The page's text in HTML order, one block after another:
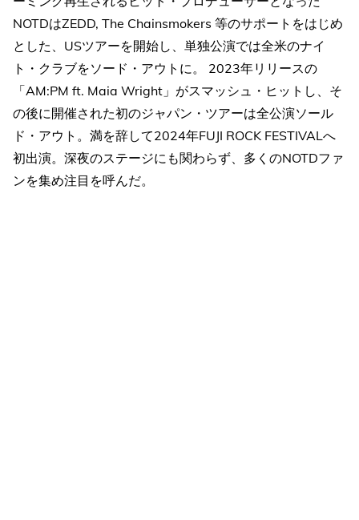
NOTDはZEDD, The Chainsmokers 等のサポートをはじめ
とした、USツアーを開始し、単独公演では全米のナイ
ト・クラブをソード・アウトに。 2023年リリースの
「AM:PM ft. Maia Wright」がスマッシュ・ヒットし、そ
の後に開催された初のジャパン・ツアーは全公演ソール
ド・アウト。満を辞して2024年FUJI ROCK FESTIVALへ
初出演。深夜のステージにも関わらず、多くのNOTDファ
ンを集め注目を呼んだ。